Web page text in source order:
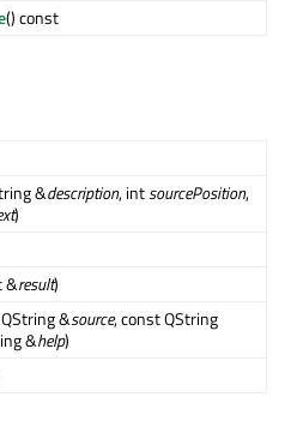
() const
&description, intsourcePosition,
)
&result)
&source, const QString
&help)